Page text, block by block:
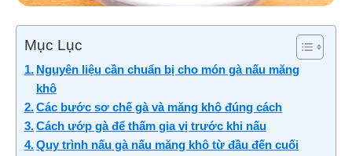
Mục Lục
Nguyên liệu cần chuẩn bị cho món gà nấu măng
khô
Các bước sơ chế gà và măng khô đúng cách
Cách ướp gà để thấm gia vị trước khi nấu
Quy trình nấu gà nấu măng khô từ đầu đến cuối